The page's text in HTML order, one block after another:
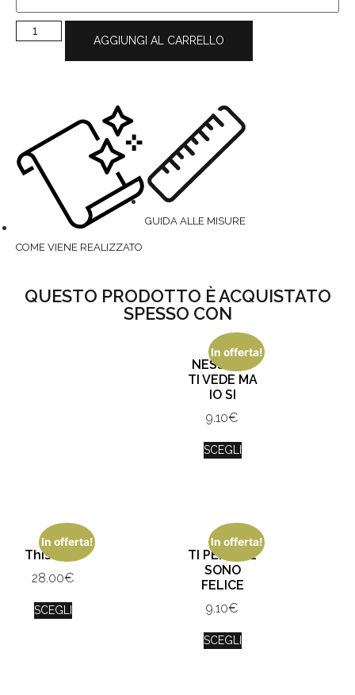
AGGIUNGI AL CARRELLO
COME VIENE REALIZZATO
GUIDA ALLE MISURE
QUESTO PRODOTTO È ACQUISTATO
SPESSO CON
In offerta!
NESSUNO
TI VEDE MA
IO SI
9.10€
SCEGLI
In offerta!
This is us
28.00€
SCEGLI
In offerta!
TI PENSO E
SONO
FELICE
9.10€
SCEGLI